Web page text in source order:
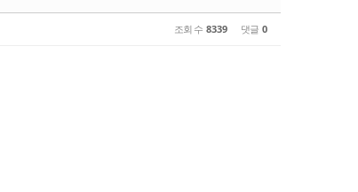
조회 수 8339 댓글 0